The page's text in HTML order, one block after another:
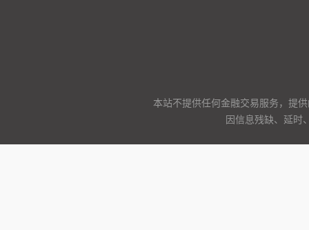
本站不提供任何金融交易服务，提
因信息残缺、延时